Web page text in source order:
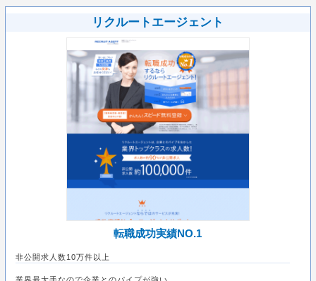
リクルートエージェント
転職成功実績NO.1
非公開求人数10万件以上